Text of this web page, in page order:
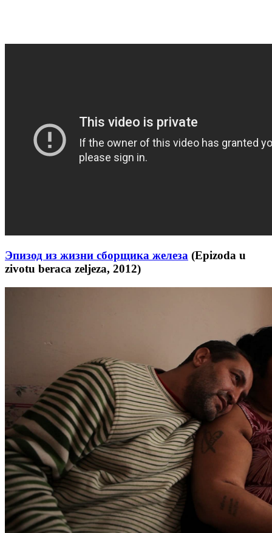
Эпизод из жизни сборщика железа (Epizoda u
zivotu beraca zeljeza, 2012)